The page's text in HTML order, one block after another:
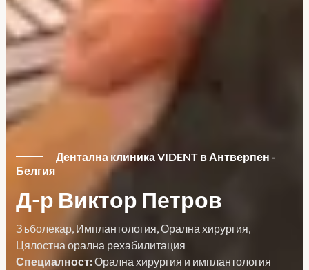
Дентална клиника VIDENT в Антверпен -
Белгия
Д-р Виктор Петров
Зъболекар, Имплантология, Орална хирургия,
Цялостна орална рехабилитация
Специалност:Орална хирургия и имплантология